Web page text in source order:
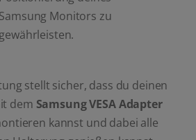
Samsung Monitors zu
gewährleisten.
stellt sicher, dass du deinen
dem Samsung VESA Adapter
kannst und dabei alle